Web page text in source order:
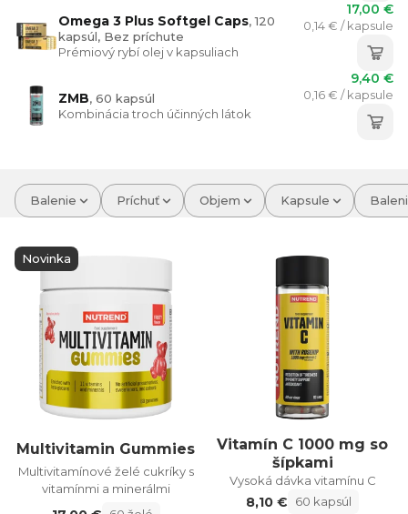
Omega 3 Plus Softgel Caps, 120
kapsúl, Bez príchute
Prémiový rybí olej v kapsuliach
17,00 €
0,14 € / kapsule
ZMB, 60 kapsúl
Kombinácia troch účinných látok
9,40 €
0,16 € / kapsule
Balenie Príchuť Objem Kapsule
Novinka
Multivitamin Gummies
Multivitamínové želé cukríky s
vitamínmi a minerálmi
Vitamín C 1000 mg so
šípkami
Vysoká dávka vitamínu C
8,10 €
60 kapsúl